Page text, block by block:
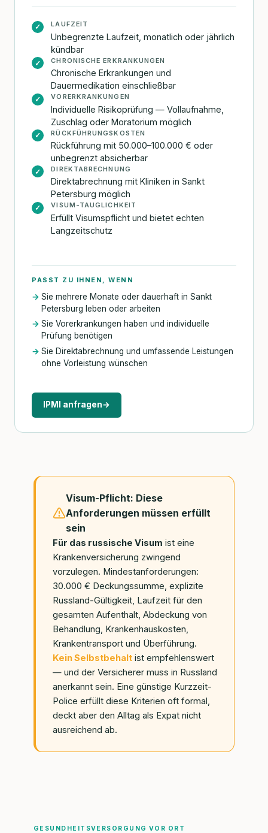
✓ LAUFZEIT
Unbegrenzte Laufzeit, monatlich oder jährlich
kündbar
✓ CHRONISCHE ERKRANKUNGEN
Chronische Erkrankungen und
Dauermedikation einschließbar
✓ VORERKRANKUNGEN
Individuelle Risikoprüfung — Vollaufnahme,
Zuschlag oder Moratorium möglich
✓ RÜCKFÜHRUNGSKOSTEN
Rückführung mit 50.000–100.000 € oder
unbegrenzt absicherbar
✓ DIREKTABRECHNUNG
Direktabrechnung mit Kliniken in Sankt
Petersburg möglich
✓ VISUM-TAUGLICHKEIT
Erfüllt Visumspflicht und bietet echten
Langzeitschutz
PASST ZU IHNEN, WENN
Sie mehrere Monate oder dauerhaft in Sankt
Petersburg leben oder arbeiten
Sie Vorerkrankungen haben und individuelle
Prüfung benötigen
Sie Direktabrechnung und umfassende Leistungen
ohne Vorleistung wünschen
IPMI anfragen→
Visum-Pflicht: Diese
Anforderungen müssen erfüllt
sein
Für das russische Visum ist eine
Krankenversicherung zwingend
vorzulegen. Mindestanforderungen:
30.000 € Deckungssumme, explizite
Russland-Gültigkeit, Laufzeit für den
gesamten Aufenthalt, Abdeckung von
Behandlung, Krankenhauskosten,
Krankentransport und Überführung.
Kein Selbstbehalt ist empfehlenswert
— und der Versicherer muss in Russland
anerkannt sein. Eine günstige Kurzzeit-
Police erfüllt diese Kriterien oft formal,
deckt aber den Alltag als Expat nicht
ausreichend ab.
GESUNDHEITSVERSORGUNG VOR ORT